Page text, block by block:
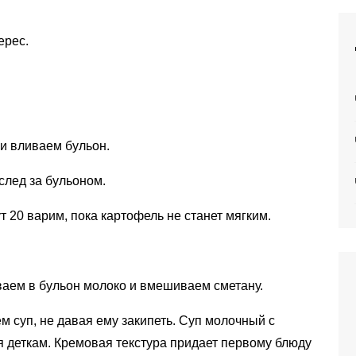
вливаем бульон.
за бульоном.
варим, пока картофель не станет мягким.
в бульон молоко и вмешиваем сметану.
не давая ему закипеть. Суп молочный с
деткам. Кремовая текстура придает первому блюду